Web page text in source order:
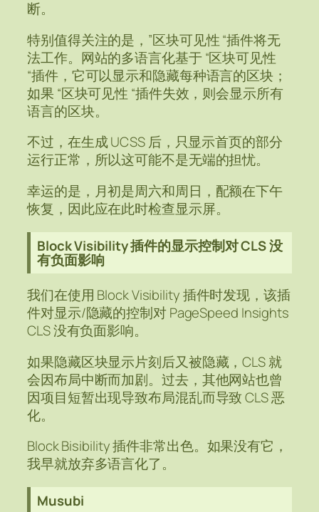
断。
特别值得关注的是，”区块可见性 “插件将无
法工作。网站的多语言化基于 “区块可见性
“插件，它可以显示和隐藏每种语言的区块；
如果 “区块可见性 “插件失效，则会显示所有
语言的区块。
不过，在生成 UCSS 后，只显示首页的部分
运行正常，所以这可能不是无端的担忧。
幸运的是，月初是周六和周日，配额在下午
恢复，因此应在此时检查显示屏。
Block Visibility 插件的显示控制对 CLS 没
有负面影响
我们在使用 Block Visibility 插件时发现，该插
件对显示/隐藏的控制对 PageSpeed Insights
CLS 没有负面影响。
如果隐藏区块显示片刻后又被隐藏，CLS 就
会因布局中断而加剧。过去，其他网站也曾
因项目短暂出现导致布局混乱而导致 CLS 恶
化。
Block Bisibility 插件非常出色。如果没有它，
我早就放弃多语言化了。
Musubi